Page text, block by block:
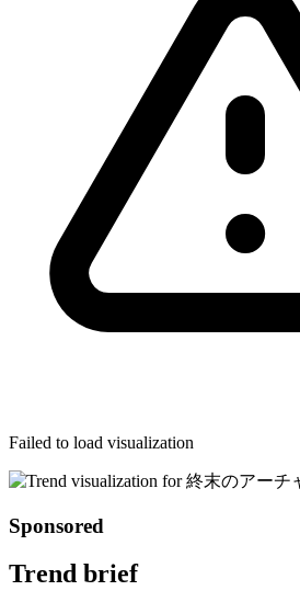
Failed to load visualization
Sponsored
Trend brief